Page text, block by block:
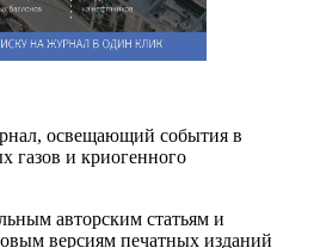
освещающий события в
газов и криогенного
авторским статьям и
версиям печатных изданий